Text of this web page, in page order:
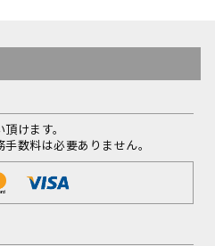
けます。
数料は必要ありません。